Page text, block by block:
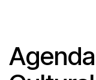
Agenda